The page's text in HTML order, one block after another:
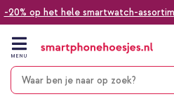
-20% op het hele smartwatch-
naar
inhoud
MENU
Alles voor jouw telefoon,